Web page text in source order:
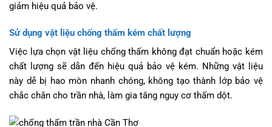
giảm hiệu quả bảo vệ.
Sử dụng vật liệu chống thấm kém chất lượng
Việc lựa chọn vật liệu chống thấm không đạt chuẩn hoặc kém
chất lượng sẽ dẫn đến hiệu quả bảo vệ kém. Những vật liệu
này dễ bị hao mòn nhanh chóng, không tạo thành lớp bảo vệ
chắc chắn cho trần nhà, làm gia tăng nguy cơ thấm dột.